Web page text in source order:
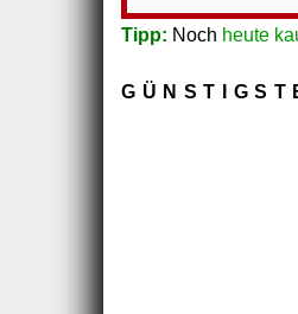
Tipp: Noch heute